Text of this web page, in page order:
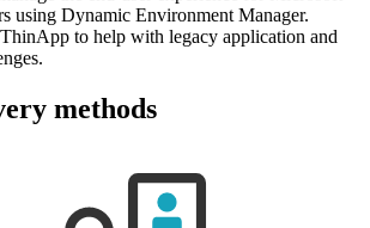
using Dynamic Environment Manager.
to help with legacy application and
methods